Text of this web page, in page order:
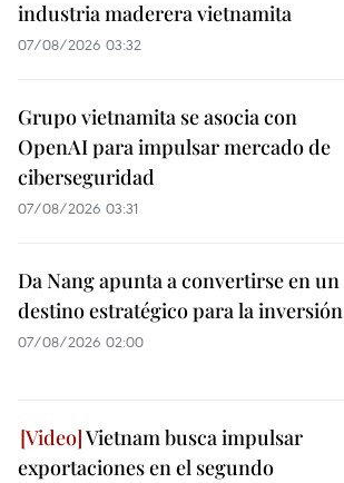
industria maderera vietnamita
07/08/2026 03:32
Grupo vietnamita se asocia con
OpenAI para impulsar mercado de
ciberseguridad
07/08/2026 03:31
Da Nang apunta a convertirse en un
destino estratégico para la inversión
07/08/2026 02:00
Vietnam busca impulsar
exportaciones en el segundo